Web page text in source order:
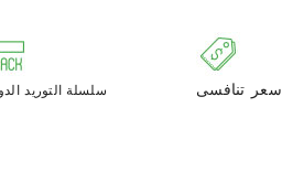
سلسلة التوريد سعر تنافسى